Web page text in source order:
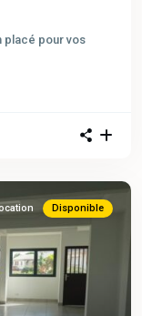
placé pour vos
Disponible